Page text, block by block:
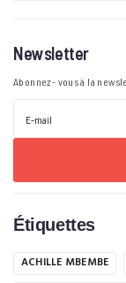
Newsletter
Abonnez- vous à la
Étiquettes
ACHILLE MBEMBE